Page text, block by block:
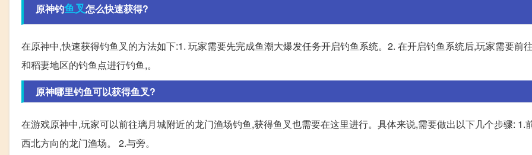
原神钓鱼叉怎么快速获得?
在原神中,快速获得钓鱼叉的方法如下:1. 玩家需要先完成鱼潮大爆发任务开启钓鱼系统。2. 在开启钓鱼系统后,玩家需要前
和稻妻地区的钓鱼点进行钓鱼,。
原神哪里钓鱼可以获得鱼叉?
在游戏原神中,玩家可以前往璃月城附近的龙门渔场钓鱼,获得鱼叉也需要在这里进行。具体来说,需要做出以下几个步骤: 1.
西北方向的龙门渔场。 2.与旁。